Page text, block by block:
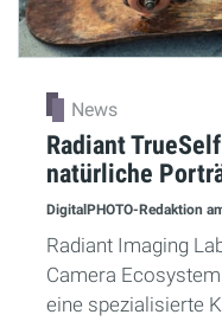
News
Radiant
natürliche
DigitalPHOTO-Redaktion
Radiant Imaging
Camera
eine spezialisierte